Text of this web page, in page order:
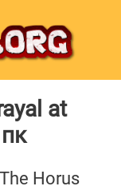
at
The Horus